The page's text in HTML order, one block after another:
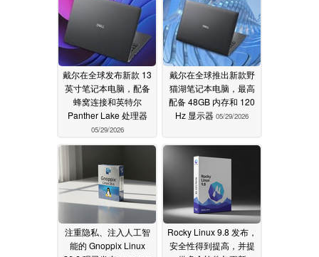
戴尔在全球发布新款 13
英寸笔记本电脑，配备
蜂窝连接和英特尔
Panther Lake 处理器
05/29/2026
戴尔在全球推出新款野
猫湖笔记本电脑，最高
配备 48GB 内存和 120
Hz 显示器 05/29/2026
注重隐私、注入人工智
能的 Gnoppix Linux
Rocky Linux 9.8 发布，
安全性得到提高，并提